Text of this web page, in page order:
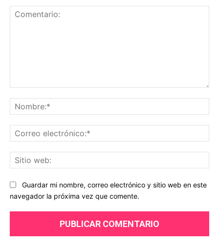
Guardar mi nombre, correo electrónico y sitio web en este
navegador la próxima vez que comente.